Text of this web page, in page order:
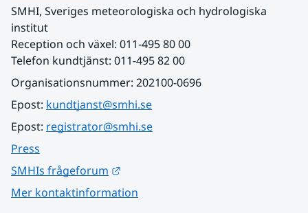
SMHI, Sveriges meteorologiska och hydrologiska
institut
Reception och växel: 011-495 80 00
Telefon kundtjänst: 011-495 82 00
Organisationsnummer: 202100-0696
Epost: kundtjanst@smhi.se
Epost: registrator@smhi.se
Press
SMHIs frågeforum
Mer kontaktinformation